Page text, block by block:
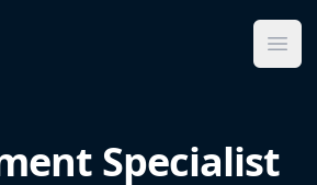
Specialist